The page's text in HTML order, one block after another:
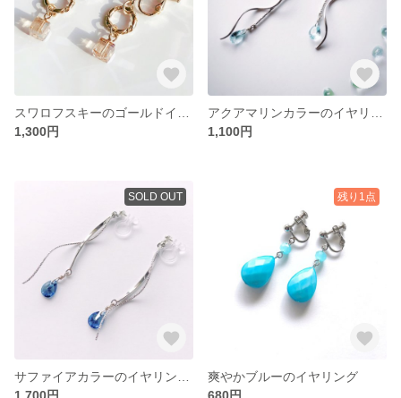
1,300円
1,100円
SOLD OUT
1,700円
残り1点
爽やかブルーのイヤリング
680円